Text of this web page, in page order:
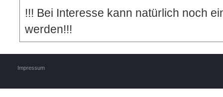
!!! Bei Interesse kann natürlich noch
werden!!!
Impressum